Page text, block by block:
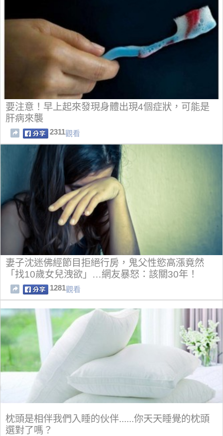
要注意！早上起來發現身體出現4個症狀，可能是
肝病來襲
2311觀看
妻子沈迷佛經節目拒絕行房，鬼父性慾高漲竟然
「找10歲女兒洩欲」…網友暴怒：該關30年！
1281觀看
枕頭是相伴我們入睡的伙伴......你天天睡覺的枕頭
選對了嗎？